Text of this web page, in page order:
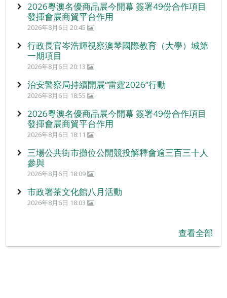
2026粵澳名優商品展今開幕 簽署49份合作項目
發揮會展商貿平台作用
2026年8月6日 20:45
行政長官岑浩輝視察澳琴國際教育（大學）城第
一期項目
2026年8月6日 20:13
治安警察局持續開展“雷霆2026”行動
2026年8月6日 18:55
2026粵澳名優商品展今開幕 簽署49份合作項目
發揮會展商貿平台作用
2026年8月6日 18:11
三場公共街市攤位公開競投解釋會逾三百三十人
參與
2026年8月6日 18:09
市政署茶文化館八月活動
2026年8月6日 18:03
查看全部